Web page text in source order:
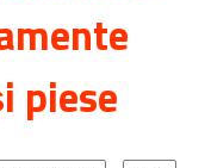
piese